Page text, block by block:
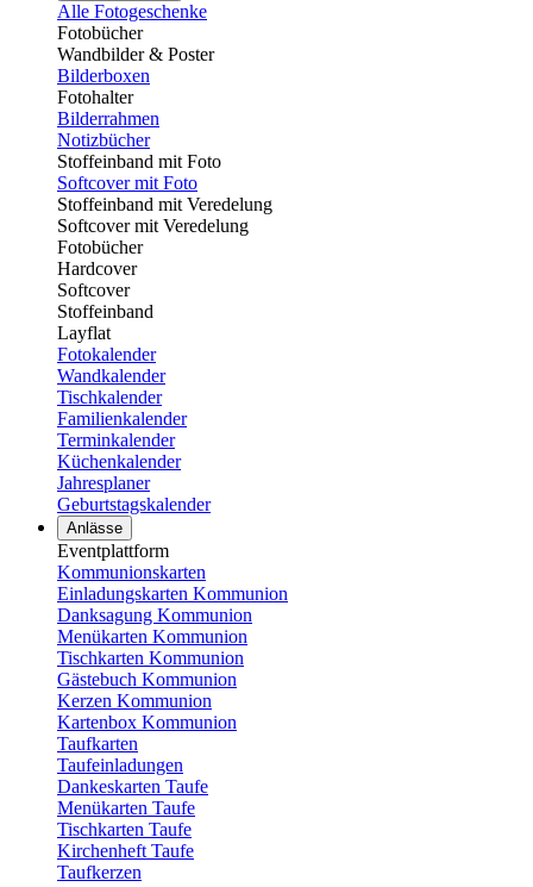
Alle Fotogeschenke
Fotobücher
Wandbilder & Poster
Bilderboxen
Fotohalter
Bilderrahmen
Notizbücher
Stoffeinband mit Foto
Softcover mit Foto
Stoffeinband mit Veredelung
Softcover mit Veredelung
Fotobücher
Hardcover
Softcover
Stoffeinband
Layflat
Fotokalender
Wandkalender
Tischkalender
Familienkalender
Terminkalender
Küchenkalender
Jahresplaner
Geburtstagskalender
Anlässe
Eventplattform
Kommunionskarten
Einladungskarten Kommunion
Danksagung Kommunion
Menükarten Kommunion
Tischkarten Kommunion
Gästebuch Kommunion
Kerzen Kommunion
Kartenbox Kommunion
Taufkarten
Taufeinladungen
Dankeskarten Taufe
Menükarten Taufe
Tischkarten Taufe
Kirchenheft Taufe
Taufkerzen